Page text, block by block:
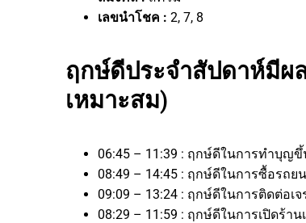
เลขนำโชค : 2, 7, 8
ฤกษ์ดีประจำสัปดาห์มีผ
เหมาะสม)
06:45 – 11:39 : ฤกษ์ดีในการทำบุญ
08:49 – 14:45 : ฤกษ์ดีในการซื้อรถย
09:09 – 13:24 : ฤกษ์ดีในการติดต่
08:29 – 11:59 : ฤกษ์ดีในการเปิด